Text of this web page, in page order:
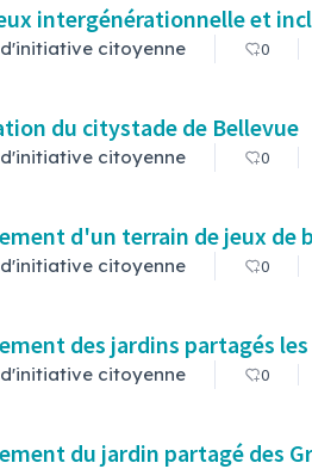
intergénérationnelle et
citoyenne 0
du citystade de Bellevue
citoyenne 0
d'un terrain de jeux de
citoyenne 0
des jardins partagés
citoyenne 0
du jardin partagé des